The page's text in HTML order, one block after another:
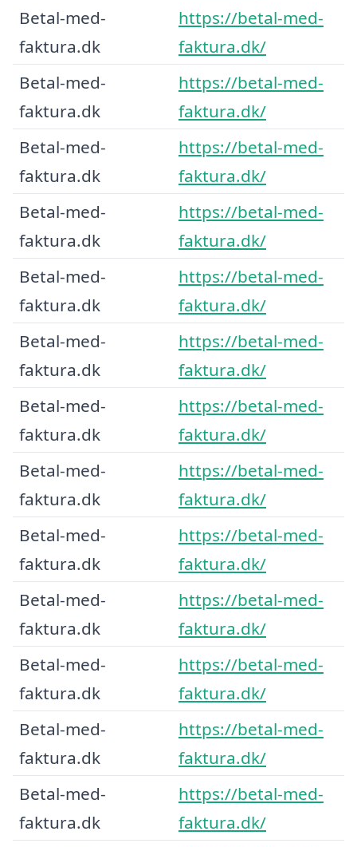
Betal-med-
faktura.dk
https://betal-med-
faktura.dk/
Betal-med-
faktura.dk
https://betal-med-
faktura.dk/
Betal-med-
faktura.dk
https://betal-med-
faktura.dk/
Betal-med-
faktura.dk
https://betal-med-
faktura.dk/
Betal-med-
faktura.dk
https://betal-med-
faktura.dk/
Betal-med-
faktura.dk
https://betal-med-
faktura.dk/
Betal-med-
faktura.dk
https://betal-med-
faktura.dk/
Betal-med-
faktura.dk
https://betal-med-
faktura.dk/
Betal-med-
faktura.dk
https://betal-med-
faktura.dk/
Betal-med-
faktura.dk
https://betal-med-
faktura.dk/
Betal-med-
faktura.dk
https://betal-med-
faktura.dk/
Betal-med-
faktura.dk
https://betal-med-
faktura.dk/
Betal-med-
faktura.dk
https://betal-med-
faktura.dk/